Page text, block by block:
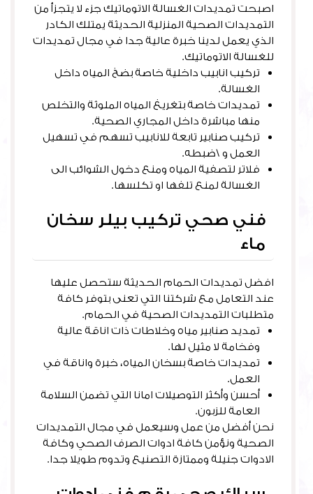
اصبحت تمديدات الغسالة الاتوماتيك جزء لا يتجزأ من
التمديدات الصحية المنزلية الحديثة يمتلك الكادر
الذي يعمل لدينا خبرة عالية جدا في مجال تمديدات
للغسالة الاتوماتيك.
تركيب انابيب داخلية خاصة بضخ المياه داخل
الغسالة.
تمديدات خاصة بتغريغ المياه الملوثة والتخلص
منها مباشرة داخل المجاري الصحية.
تركيب صنابير تابعة للانابيب تسهم في تسهيل
العمل و \ضبطه.
فلاتر لتصفية المياه ومنع دخول الشوائب الى
الغسالة لمنع تلفها او تكلسها.
فني صحي تركيب بيلر سخان
ماء
افضل تمديدات الحمام الحديثة ستحصل عليها
عند التعامل مع شركتنا التي تعنى بتوفر كافة
متطلبات التمديدات الصحية في الحمام.
تمديد صنابير مياه وخلاطات ذات اناقة عالية
وفخامة لا مثيل لها.
تمديدات خاصة بسخان المياه، خبرة واناقة في
العمل.
أحسن وأكثر التوصيلات امانا التي تضمن السلامة
العامة للزبون.
نحن أفضل من عمل وسيعمل في مجال التمديدات
الصحية ونؤمن كافة ادوات الصرف الصحي وكافة
الادوات جنيلة وممتازة التصنيع وتدوم طويلا جدا.